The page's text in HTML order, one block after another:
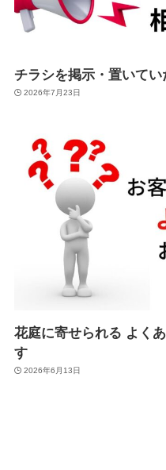
チラシを掲示・置いてい
2026年7月23日
花庭に寄せられる よく
す
2026年6月13日